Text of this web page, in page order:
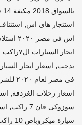
بالسواق 2018 مكيفة 14 فرد
استئجار هاي اس,
اس في مصر ٢٠٢٠ استلام فوري
ايجار السيارات ال٧راكب العائلية الفخمة في مصر
بدجت, اسعار ايجار
في مصر لعام ٢٠٢٠ للشركات
اسعار رحلات الغردقة,
سوزوكى فان 7 راكب
,
سيارة ميكروباص 10 راكب زيرو برة وجوة2015